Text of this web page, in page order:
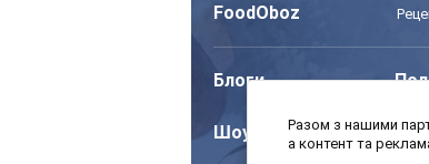
FoodOboz
Блоги
Шоу
Разом з нашими
а контент та